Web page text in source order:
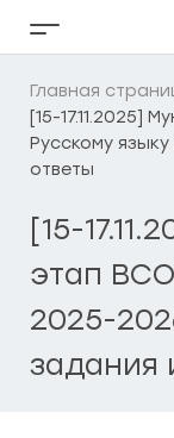
Кнопка
бокового
меню
Главная
[15-17.11.2025]
Русскому
ответы
[15-
этап
2025-
задания